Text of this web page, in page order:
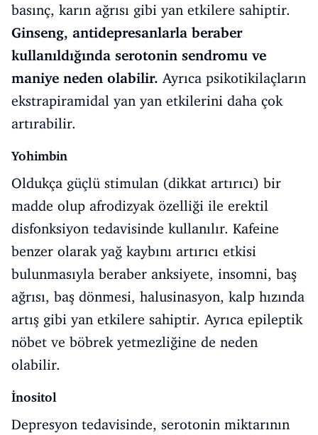
basınç, karın ağrısı gibi yan etkilere sahiptir.
Ginseng, antidepresanlarla beraber
kullanıldığında serotonin sendromu ve
maniye neden olabilir. Ayrıca psikotikilaçların
ekstrapiramidal yan yan etkilerini daha çok
artırabilir.
Yohimbin
Oldukça güçlü stimulan (dikkat artırıcı) bir
madde olup afrodizyak özelliği ile erektil
disfonksiyon tedavisinde kullanılır. Kafeine
benzer olarak yağ kaybını artırıcı etkisi
bulunmasıyla beraber anksiyete, insomni, baş
ağrısı, baş dönmesi, halusinasyon, kalp hızında
artış gibi yan etkilere sahiptir. Ayrıca epileptik
nöbet ve böbrek yetmezliğine de neden
olabilir.
İnositol
Depresyon tedavisinde, serotonin miktarının